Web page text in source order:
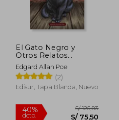
El Gato Negro y
Otros Relatos
Extraordinarios
Edgard Allan Poe
(2)
Edisur, Tapa Blanda, Nuevo